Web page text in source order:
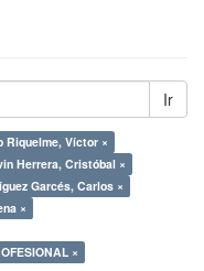
Ir
Riquelme, Víctor ×
Herrera, Cristóbal ×
Garcés, Carlos ×
×
×